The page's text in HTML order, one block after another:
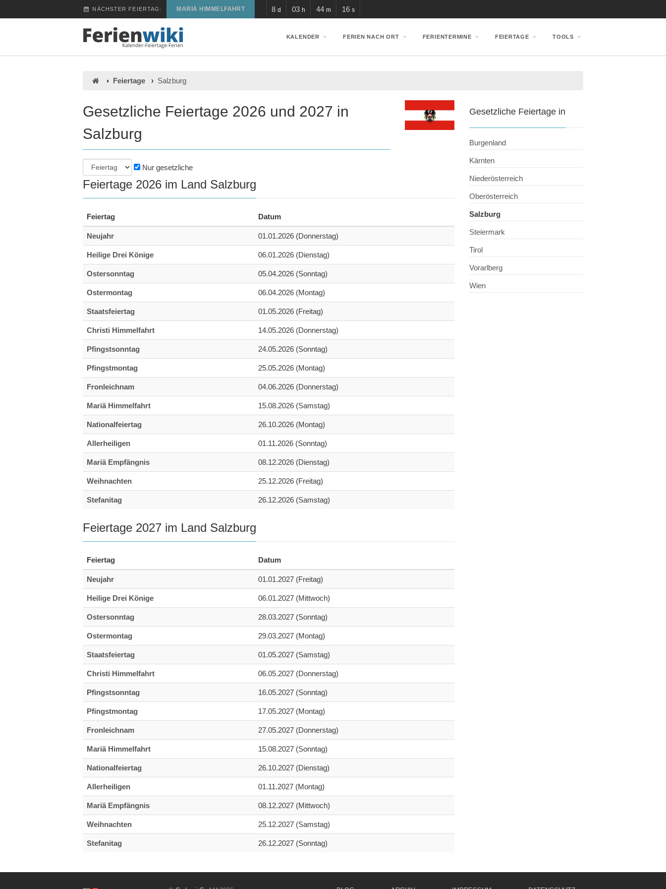
NÄCHSTER FEIERTAG: MARIÄ HIMMELFAHRT 8 d 03 h 44 m 15 s
KALENDER FERIEN NACH ORT FERIENTERMINE FEIERTAGE TOOLS
Feiertage Salzburg
Gesetzliche Feiertage 2026 und 2027 in
Salzburg
Nur gesetzliche
Feiertage 2026 im Land Salzburg
Feiertag Datum
Neujahr 01.01.2026 (Donnerstag)
Heilige Drei Könige 06.01.2026 (Dienstag)
Ostersonntag 05.04.2026 (Sonntag)
Ostermontag 06.04.2026 (Montag)
Staatsfeiertag 01.05.2026 (Freitag)
Christi Himmelfahrt 14.05.2026 (Donnerstag)
Pfingstsonntag 24.05.2026 (Sonntag)
Pfingstmontag 25.05.2026 (Montag)
Fronleichnam 04.06.2026 (Donnerstag)
Mariä Himmelfahrt 15.08.2026 (Samstag)
Nationalfeiertag 26.10.2026 (Montag)
Allerheiligen 01.11.2026 (Sonntag)
Mariä Empfängnis 08.12.2026 (Dienstag)
Weihnachten 25.12.2026 (Freitag)
Stefanitag 26.12.2026 (Samstag)
Feiertage 2027 im Land Salzburg
Feiertag Datum
Neujahr 01.01.2027 (Freitag)
Heilige Drei Könige 06.01.2027 (Mittwoch)
Ostersonntag 28.03.2027 (Sonntag)
Ostermontag 29.03.2027 (Montag)
Staatsfeiertag 01.05.2027 (Samstag)
Christi Himmelfahrt 06.05.2027 (Donnerstag)
Pfingstsonntag 16.05.2027 (Sonntag)
Pfingstmontag 17.05.2027 (Montag)
Fronleichnam 27.05.2027 (Donnerstag)
Mariä Himmelfahrt 15.08.2027 (Sonntag)
Nationalfeiertag 26.10.2027 (Dienstag)
Allerheiligen 01.11.2027 (Montag)
Mariä Empfängnis 08.12.2027 (Mittwoch)
Weihnachten 25.12.2027 (Samstag)
Stefanitag 26.12.2027 (Sonntag)
Gesetzliche Feiertage in
Burgenland
Kärnten
Niederösterreich
Oberösterreich
Salzburg
Steiermark
Tirol
Vorarlberg
Wien